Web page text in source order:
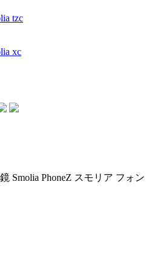
tzc
xc
Smolia PhoneZ スモリア フォン